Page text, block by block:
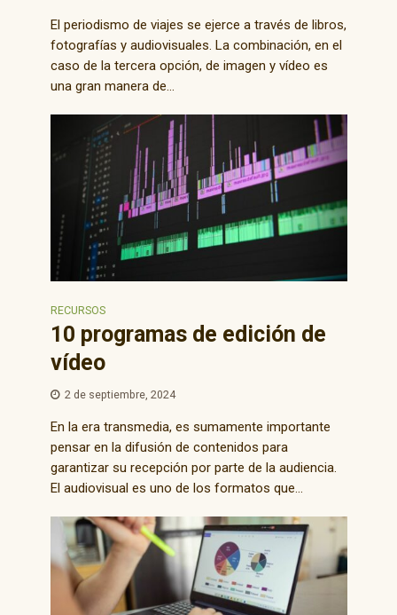
El periodismo de viajes se ejerce a través de libros,
fotografías y audiovisuales. La combinación, en el
caso de la tercera opción, de imagen y vídeo es
una gran manera de...
RECURSOS
10 programas de edición de
vídeo
2 de septiembre, 2024
En la era transmedia, es sumamente importante
pensar en la difusión de contenidos para
garantizar su recepción por parte de la audiencia.
El audiovisual es uno de los formatos que...